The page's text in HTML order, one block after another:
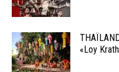
«Loy